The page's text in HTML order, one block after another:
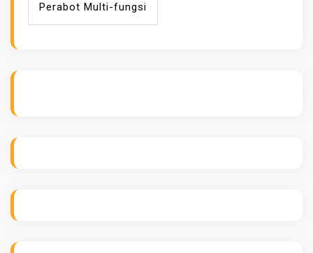
Perabot Multi-fungsi